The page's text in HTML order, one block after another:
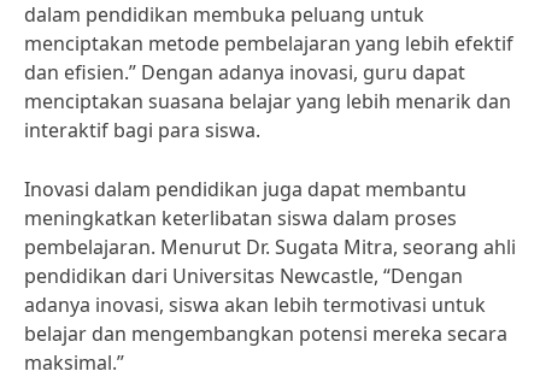
dalam pendidikan membuka peluang untuk
menciptakan metode pembelajaran yang lebih efektif
dan efisien.” Dengan adanya inovasi, guru dapat
menciptakan suasana belajar yang lebih menarik dan
interaktif bagi para siswa.
Inovasi dalam pendidikan juga dapat membantu
meningkatkan keterlibatan siswa dalam proses
pembelajaran. Menurut Dr. Sugata Mitra, seorang ahli
pendidikan dari Universitas Newcastle, “Dengan
adanya inovasi, siswa akan lebih termotivasi untuk
belajar dan mengembangkan potensi mereka secara
maksimal.”